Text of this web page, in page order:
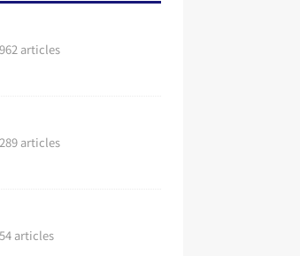
articles
articles
articles